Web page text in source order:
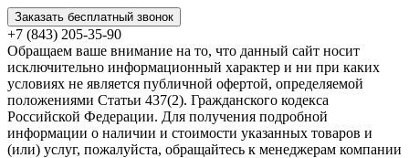
Заказать бесплатный звонок
+7 (843) 205-35-90
Обращаем ваше внимание на то, что данный сайт носит
исключительно информационный характер и ни при каких
условиях не является публичной офертой, определяемой
положениями Статьи 437(2). Гражданского кодекса
Российской Федерации. Для получения подробной
информации о наличии и стоимости указанных товаров и
(или) услуг, пожалуйста, обращайтесь к менеджерам компании